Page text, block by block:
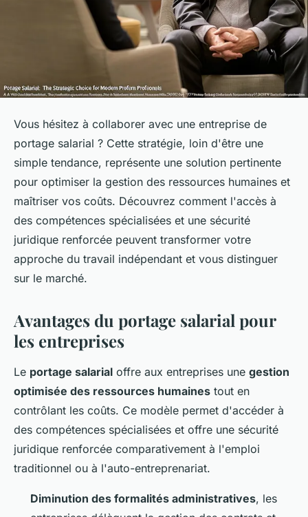
Vous hésitez à collaborer avec une entreprise de
portage salarial ? Cette stratégie, loin d'être une
simple tendance, représente une solution pertinente
pour optimiser la gestion des ressources humaines et
maîtriser vos coûts. Découvrez comment l'accès à
des compétences spécialisées et une sécurité
juridique renforcée peuvent transformer votre
approche du travail indépendant et vous distinguer
sur le marché.
Avantages du portage salarial pour
les entreprises
Le portage salarial offre aux entreprises une gestion
optimisée des ressources humaines tout en
contrôlant les coûts. Ce modèle permet d'accéder à
des compétences spécialisées et offre une sécurité
juridique renforcée comparativement à l'emploi
traditionnel ou à l'auto-entreprenariat.
Diminution des formalités administratives, les